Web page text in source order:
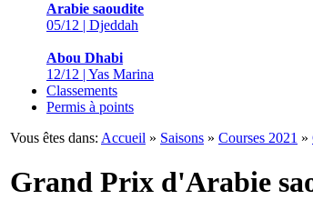
Arabie saoudite
05/12 | Djeddah
Abou Dhabi
12/12 | Yas Marina
Classements
Permis à points
Vous êtes dans: Accueil » Saisons » Courses 2021 »
Grand Prix d'Arabie